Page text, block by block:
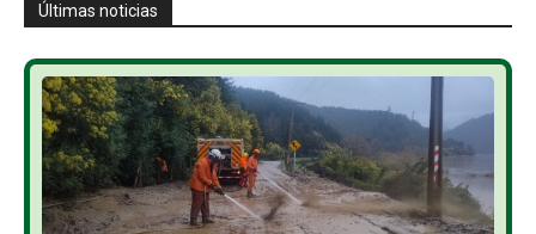
Últimas noticias